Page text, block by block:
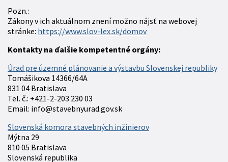
Pozn.:
Zákony v ich aktuálnom znení možno nájsť na webovej
stránke: https://www.slov-lex.sk/domov
Kontakty na ďalšie kompetentné orgány:
Úrad pre územné plánovanie a výstavbu Slovenskej republiky
Tomášikova 14366/64A
831 04 Bratislava
Tel. č.: +421-2-203 230 03
Email: info@stavebnyurad.gov.sk
Slovenská komora stavebných inžinierov
Mýtna 29
810 05 Bratislava
Slovenská republika